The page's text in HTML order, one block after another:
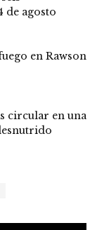
de agosto
en Rawson
circular en una